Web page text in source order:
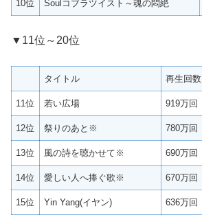
10位 Soulコブラツイスト～魂の悶絶
▼11位～20位
タイトル 再生回数
11位 若い広場 919万回
12位 祭りのあと※ 780万回
13位 風の詩を聴かせて※ 690万回
14位 愛しい人へ捧ぐ歌※ 670万回
15位 Yin Yang(イヤン) 636万回